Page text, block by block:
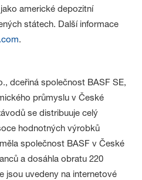
americké depozitní
státech. Další informace
.
dceřiná společnost BASF SE,
průmyslu v České
se distribuuje celý
hodnotných výrobků
společnost BASF v České
a dosáhla obratu 220
jsou uvedeny na internetové